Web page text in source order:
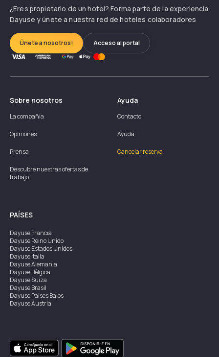
¿Eres propietario de un hotel? Forma parte de la experiencia
Dayuse y únete a nuestra red de hoteles colaboradores
Únete a nosotros! Acceso al portal
Sobre nosotros
La compañía
Opiniones
Prensa
Descubre nuestras ofertas de
trabajo
Ayuda
Contacto
Ayuda
Cancelar reserva
PAÍSES
DayuseFrancia
DayuseReino Unido
DayuseEstados Unidos
DayuseItalia
DayuseAlemania
DayuseBélgica
DayuseSuiza
DayuseBrasil
DayusePaíses Bajos
DayuseAustria
DayuseSingapur
DayuseSuecia